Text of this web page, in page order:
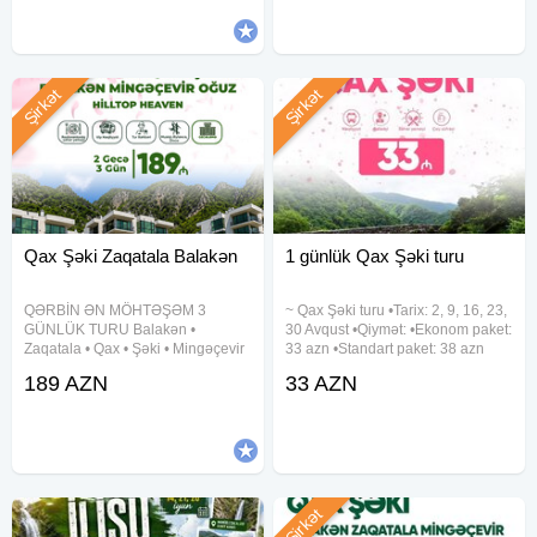
—Toplaşma
06:00 - Gənclik Metrosu
06:30 - Yola düşmə
22:00 - Bakıya Çatırıq
Qax Şəki Zaqatala Balakən
QƏRBİN ƏN MÖHTƏŞƏM 3
GÜNLÜK TURU Balakən •
Zaqatala • Qax • Şəki • Mingəçevir
komfortu və əyləncə dolu səyahət!
Şirkət
189 AZN
1 günlük Qax Şəki turu
~ Qax Şəki turu •Tarix: 2, 9, 16, 23,
30 Avqust •Qiymət: •Ekonom paket:
33 azn •Standart paket: 38 azn
xidməti •Ekskursiyalar •Çay süfrəsi
Şirkət
33 AZN
Şirkət